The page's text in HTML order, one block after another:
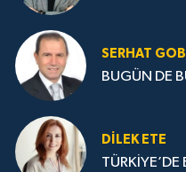
SERHAT GOBİ
BUGÜN DE
DILEK ETE
TÜRKİYE’DE